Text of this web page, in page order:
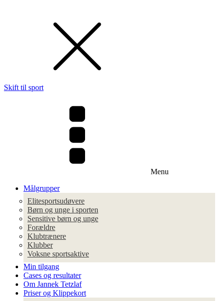
Skift til sport
Menu
Målgrupper
Elitesportsudøvere
Børn og unge i sporten
Sensitive børn og unge
Forældre
Klubtrænere
Klubber
Voksne sportsaktive
Min tilgang
Cases og resultater
Om Jannek Tetzlaf
Priser og Klippekort